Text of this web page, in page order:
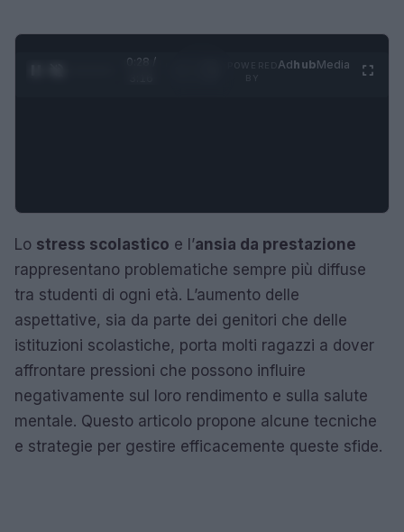
0:28 /
AdhubMedia
Lo stress scolastico e l’ansia da prestazione
rappresentano problematiche sempre più diffuse
tra studenti di ogni età. L’aumento delle
aspettative, sia da parte dei genitori che delle
istituzioni scolastiche, porta molti ragazzi a dover
affrontare pressioni che possono influire
negativamente sul loro rendimento e sulla salute
mentale. Questo articolo propone alcune tecniche
e strategie per gestire efficacemente queste sfide.